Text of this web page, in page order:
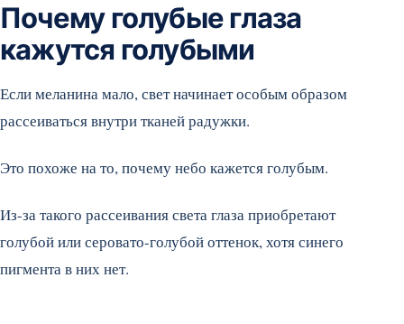
Почему голубые глаза
кажутся голубыми
Если меланина мало, свет начинает особым образом
рассеиваться внутри тканей радужки.
Это похоже на то, почему небо кажется голубым.
Из-за такого рассеивания света глаза приобретают
голубой или серовато-голубой оттенок, хотя синего
пигмента в них нет.